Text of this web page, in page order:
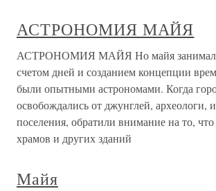
АСТРОНОМИЯ МАЙЯ
АСТРОНОМИЯ МАЙЯ Но майя
счетом дней и созданием концепции
были опытными астрономами. Когда
освобождались от джунглей, археологи,
поселения, обратили внимание на то,
храмов и других зданий
Майя